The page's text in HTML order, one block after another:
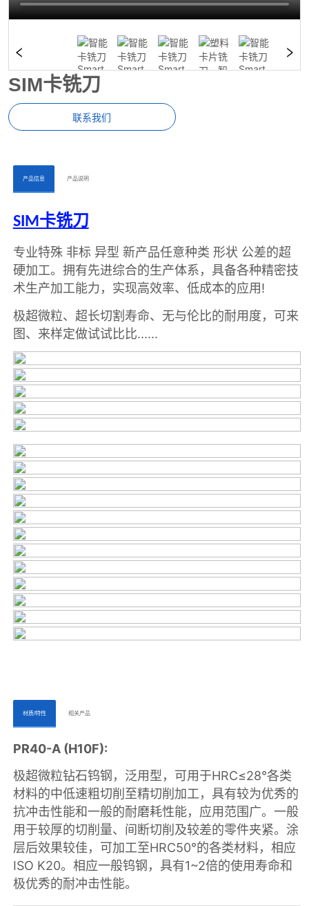
SIM卡铣刀
联系我们
ㅤㅤ产品信息ㅤㅤ ㅤㅤ产品说明ㅤㅤ
ㅤㅤ材质/特性ㅤㅤ ㅤㅤ相关产品ㅤㅤㅤ